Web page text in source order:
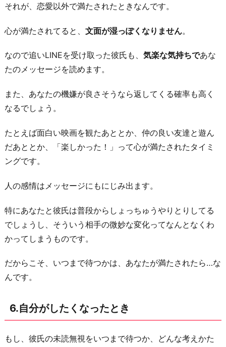
それが、恋愛以外で満たされたときなんです。
心が満たされてると、 文面が湿っぽくなりません。
なので追いLINEを受け取った彼氏も、 気楽な気持ちであな
たのメッセージを読めます。
また、あなたの機嫌が良さそうなら返してくる確率も高く
なるでしょう。
たとえば面白い映画を観たあととか、仲の良い友達と遊ん
だあととか、「楽しかった！」って心が満たされたタイミ
ングです。
人の感情はメッセージにもにじみ出ます。
特にあなたと彼氏は普段からしょっちゅうやりとりしてる
でしょうし、そういう相手の微妙な変化ってなんとなくわ
かってしまうものです。
だからこそ、いつまで待つかは、あなたが満たされたら…な
んです。
6.自分がしたくなったとき
もし、彼氏の未読無視をいつまで待つか、どんな考えかた